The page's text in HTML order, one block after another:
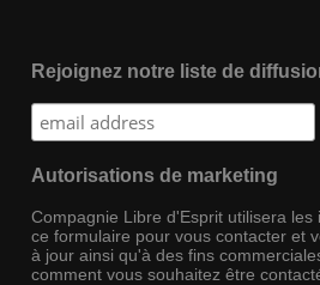
Rejoignez notre liste de
Autorisations de marketing
Compagnie Libre d'Esprit utilisera
ce formulaire pour vous contacter et
à jour ainsi qu'à des fins
comment vous souhaitez être